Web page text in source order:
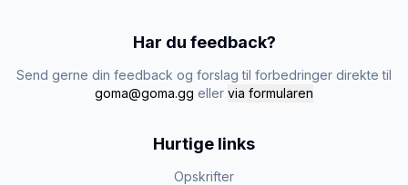
Har du feedback?
Send gerne din feedback og forslag til forbedringer direkte til
goma@goma.gg eller via formularen
Hurtige links
Opskrifter